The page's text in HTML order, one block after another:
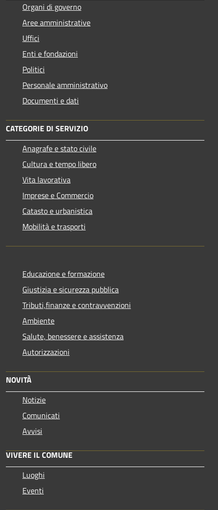
Organi di governo
Aree amministrative
Uffici
Enti e fondazioni
Politici
Personale amministrativo
Documenti e dati
CATEGORIE DI SERVIZIO
Anagrafe e stato civile
Cultura e tempo libero
Vita lavorativa
Imprese e Commercio
Catasto e urbanistica
Mobilità e trasporti
Educazione e formazione
Giustizia e sicurezza pubblica
Tributi,finanze e contravvenzioni
Ambiente
Salute, benessere e assistenza
Autorizzazioni
NOVITÀ
Notizie
Comunicati
Avvisi
VIVERE IL COMUNE
Luoghi
Eventi